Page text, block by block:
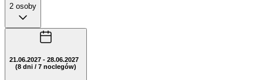
2 osoby
21.06.2027 - 28.06.2027
(8 dni / 7 noclegów)